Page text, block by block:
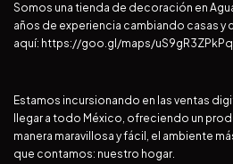
Somos una tienda de decoración en
años de experiencia cambiando casas y
aquí: https://goo.gl/maps/
Estamos incursionando en las ventas
llegar a todo México, ofreciendo un
manera maravillosa y fácil, el ambiente
que contamos: nuestro hogar.